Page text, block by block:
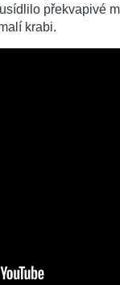
překvapivé
krabi.